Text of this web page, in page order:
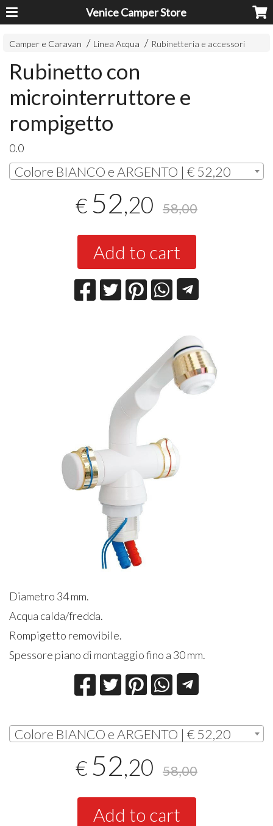
Venice Camper Store
Camper e Caravan Linea Acqua Rubinetteria e accessori
Rubinetto con
microinterruttore e
rompigetto
0.0
Colore BIANCO e ARGENTO | € 52,20
€ 52,20 58,00
Add to cart
Diametro 34 mm.
Acqua calda/fredda.
Rompigetto removibile.
Spessore piano di montaggio fino a 30 mm.
Colore BIANCO e ARGENTO | € 52,20
€ 52,20 58,00
Add to cart